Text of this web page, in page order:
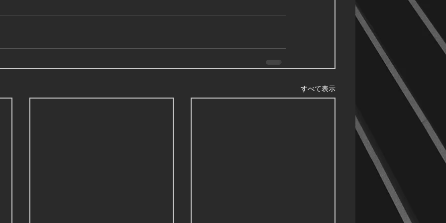
すべて表示